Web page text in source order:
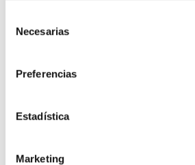
Necesarias
Preferencias
Estadística
Marketing
Mamparas rectangulares
Semicirculares
Apertura abatible
Cristal fijo para ducha